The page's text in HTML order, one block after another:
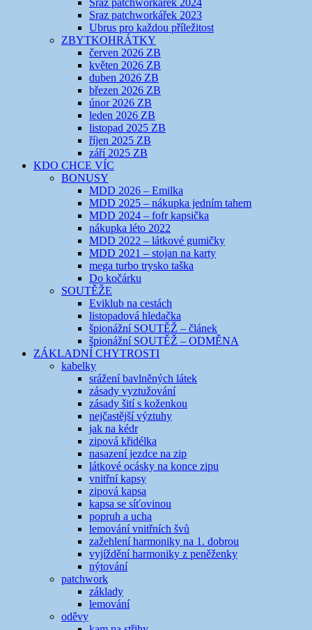
Sraz patchworkářek 2024
Sraz patchworkářek 2023
Ubrus pro každou příležitost
ZBYTKOHRÁTKY
červen 2026 ZB
květen 2026 ZB
duben 2026 ZB
březen 2026 ZB
únor 2026 ZB
leden 2026 ZB
listopad 2025 ZB
říjen 2025 ZB
září 2025 ZB
KDO CHCE VÍC
BONUSY
MDD 2026 – Emilka
MDD 2025 – nákupka jedním tahem
MDD 2024 – fofr kapsička
nákupka léto 2022
MDD 2022 – látkové gumičky
MDD 2021 – stojan na karty
mega turbo trysko taška
Do kočárku
SOUTĚŽE
Eviklub na cestách
listopadová hledačka
špionážní SOUTĚŽ – článek
špionážní SOUTĚŽ – ODMĚNA
ZÁKLADNÍ CHYTROSTI
kabelky
srážení bavlněných látek
zásady vyztužování
zásady šití s koženkou
nejčastější výztuhy
jak na kédr
zipová křidélka
nasazení jezdce na zip
látkové ocásky na konce zipu
vnitřní kapsy
zipová kapsa
kapsa se síťovinou
popruh a ucha
lemování vnitřních švů
zažehlení harmoniky na 1. dobrou
vyjíždění harmoniky z peněženky
nýtování
patchwork
základy
lemování
oděvy